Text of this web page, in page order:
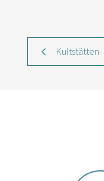
Kultstätten